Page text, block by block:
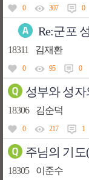
0 307 0
Re:군포 성요한의
18311 김재환
0 95 0
성부와 성자
18306 김순덕
0 217 1
주님의 기도
18305 이준수